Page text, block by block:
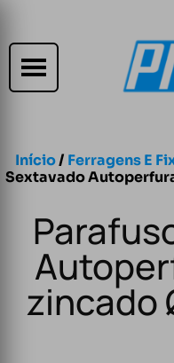
Início/ Ferragens E
Sextavado
zincado